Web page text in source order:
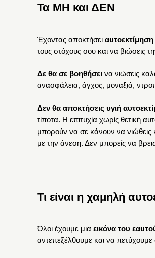
Τα ΜΗ και ΔΕΝ
Έχοντας αποκτήσει αυτοεκτίμηση
τους στόχους σου και να βιώσεις
Δε θα σε βοηθήσεινα νιώσεις
ανασφάλεια, άγχος, μοναξιά,
Δεν θα αποκτήσεις υγιή
τίποτα. Η επιτυχία χωρίς θετική
μπορούν να σε κάνουν να νιώθεις
με την άνεση. Δεν μπορείς να
Τι είναι η χαμηλή
Όλοι έχουμε μιαεικόνα του
αντεπεξέλθουμε και να